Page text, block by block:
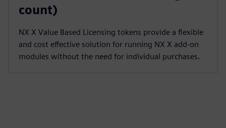
count)
NX X Value Based Licensing tokens provide a flexible
and cost effective solution for running NX X add-on
modules without the need for individual purchases.